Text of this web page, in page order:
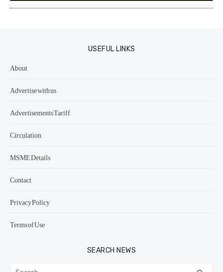
USEFUL LINKS
About
Advertise with us
Advertisements Tariff
Circulation
MSME Details
Contact
Privacy Policy
Terms of Use
SEARCH NEWS